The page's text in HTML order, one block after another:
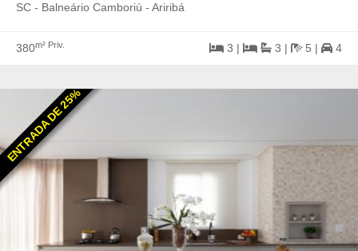
SC - Balneário Camboriú - Ariribá
380m² Priv. 3 | 3 | 5 | 4
ENTRADA DE 25%